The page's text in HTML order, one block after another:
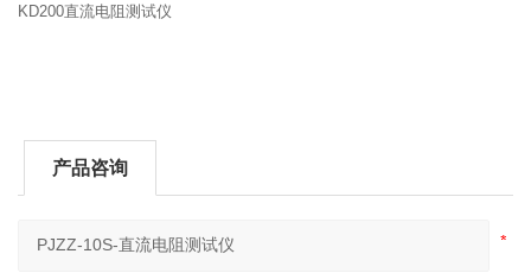
KD200直流电阻测试仪
产品咨询